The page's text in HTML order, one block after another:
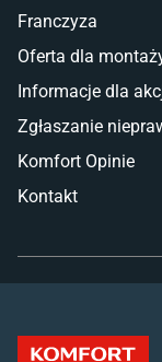
Franczyza
Oferta dla
Informacje dla
Zgłaszanie
Komfort Opinie
Kontakt